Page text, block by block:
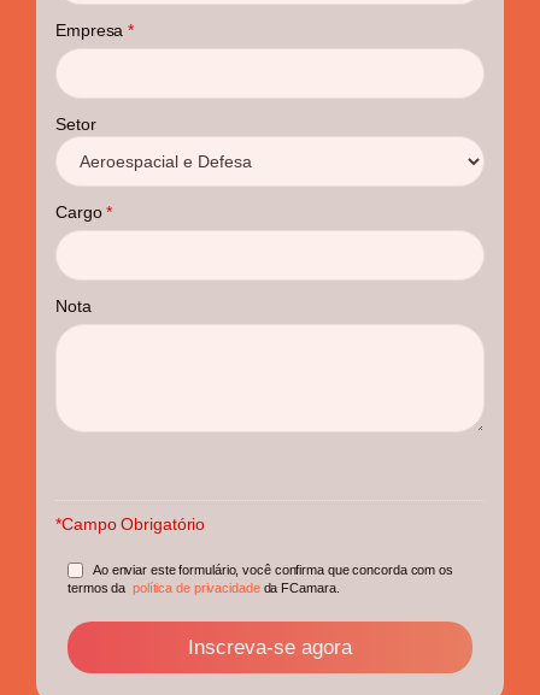
Empresa*
Setor
Cargo*
Nota
*Campo Obrigatório
Ao enviar este formulário, você confirma que concorda com os
termos da política de privacidadeda FCamara.